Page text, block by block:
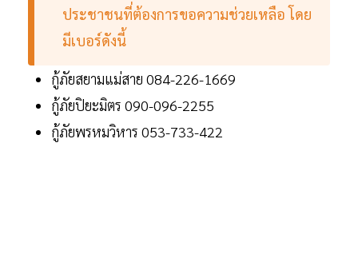
ประชาชนที่ต้องการขอความช่วยเหลือ โดย
มีเบอร์ดังนี้
กู้ภัยสยามแม่สาย 084-226-1669
กู้ภัยปิยะมิตร 090-096-2255
กู้ภัยพรหมวิหาร 053-733-422